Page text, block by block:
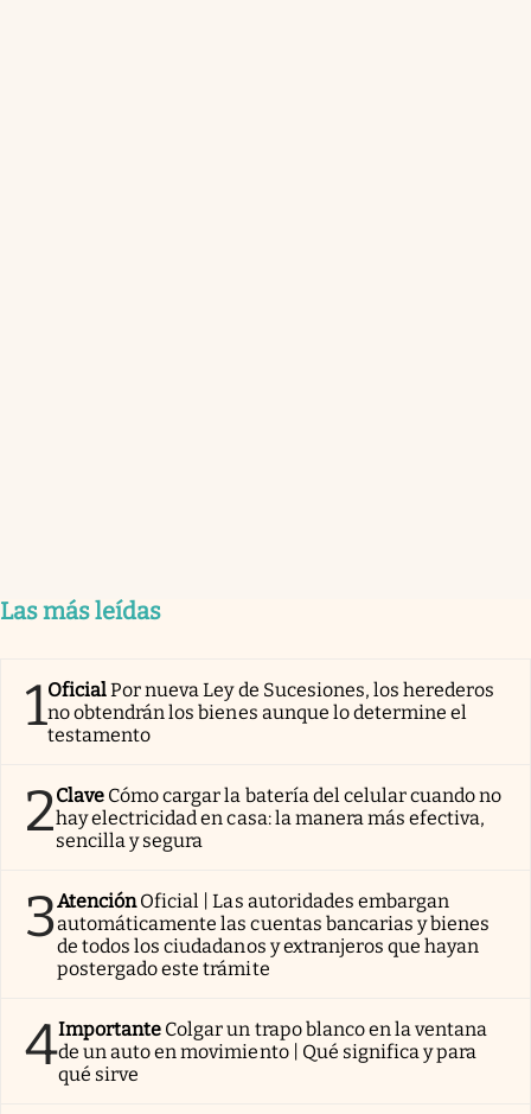
Las más leídas
1OficialPor nueva Ley de Sucesiones, los herederos
no obtendrán los bienes aunque lo determine el
testamento
2Clave Cómo cargar la batería del celular cuando no
hay electricidad en casa: la manera más efectiva,
sencilla y segura
3AtenciónOficial | Las autoridades embargan
automáticamente las cuentas bancarias y bienes
de todos los ciudadanos y extranjeros que hayan
postergado este trámite
4Importante Colgar un trapo blanco en la ventana
de un auto en movimiento | Qué significa y para
qué sirve